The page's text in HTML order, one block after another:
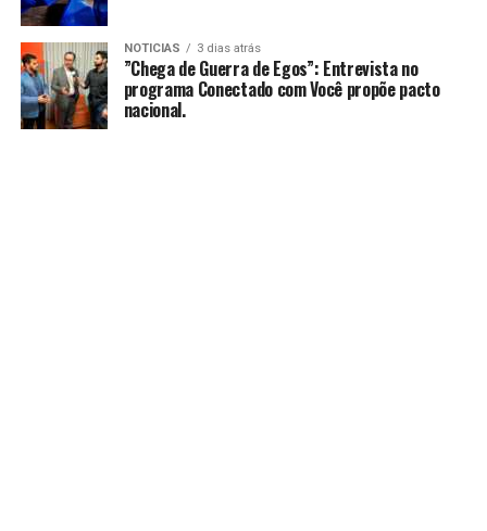
NOTICIAS 3 dias atrás
​”Chega de Guerra de Egos”: Entrevista no
programa Conectado com Você propõe pacto
nacional.